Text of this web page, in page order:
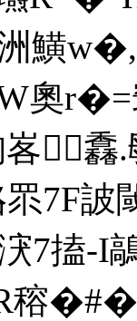
奧r�=
馫.
7F詖
-I
穃